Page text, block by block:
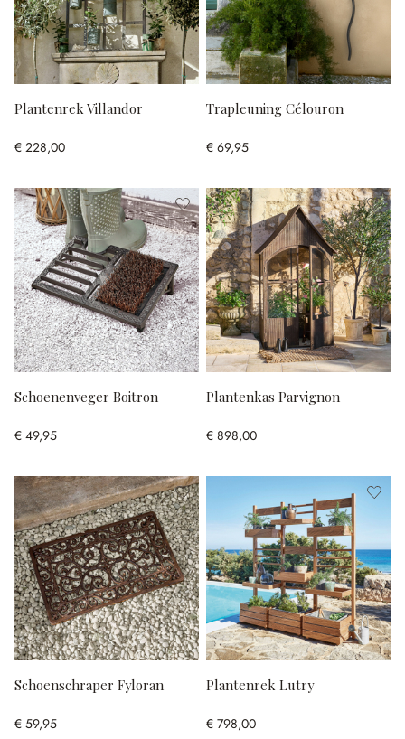
Plantenrek Villandor
€ 228,00
Trapleuning Célouron
€ 69,95
Schoenenveger Boitron
€ 49,95
Plantenkas Parvignon
€ 898,00
Schoenschraper Fyloran
€ 59,95
Plantenrek Lutry
€ 798,00